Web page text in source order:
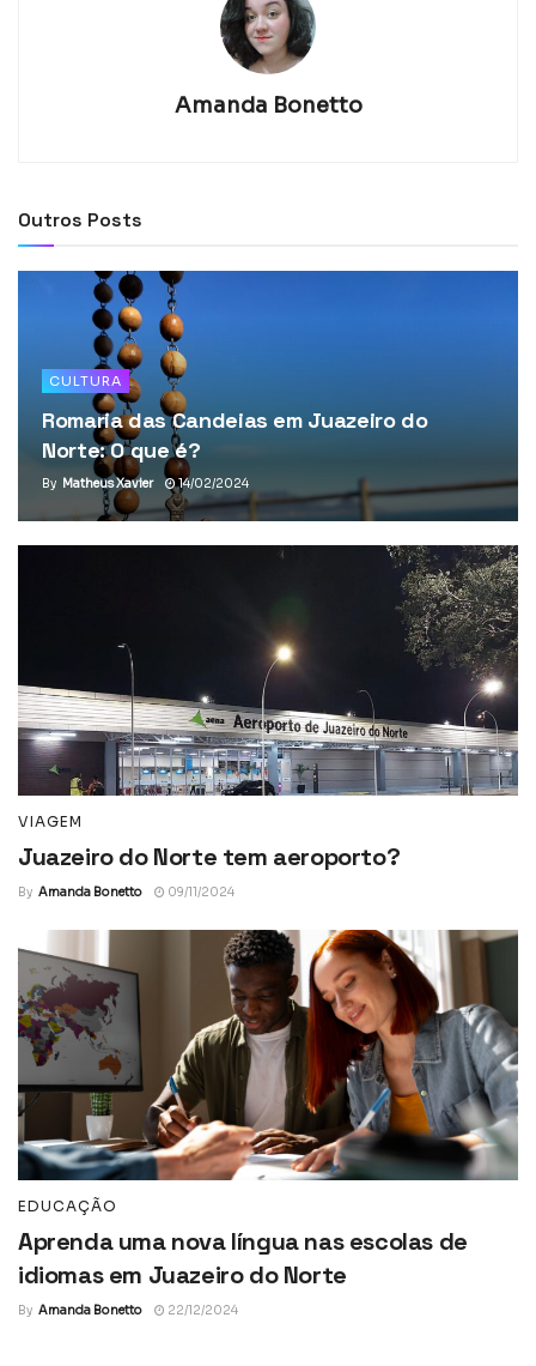
Amanda Bonetto
Outros Posts
CULTURA
Romaria das Candeias em Juazeiro do
Norte: O que é?
By Matheus Xavier 14/02/2024
VIAGEM
Juazeiro do Norte tem aeroporto?
By Amanda Bonetto 09/11/2024
EDUCAÇÃO
Aprenda uma nova língua nas escolas de
idiomas em Juazeiro do Norte
By Amanda Bonetto 22/12/2024